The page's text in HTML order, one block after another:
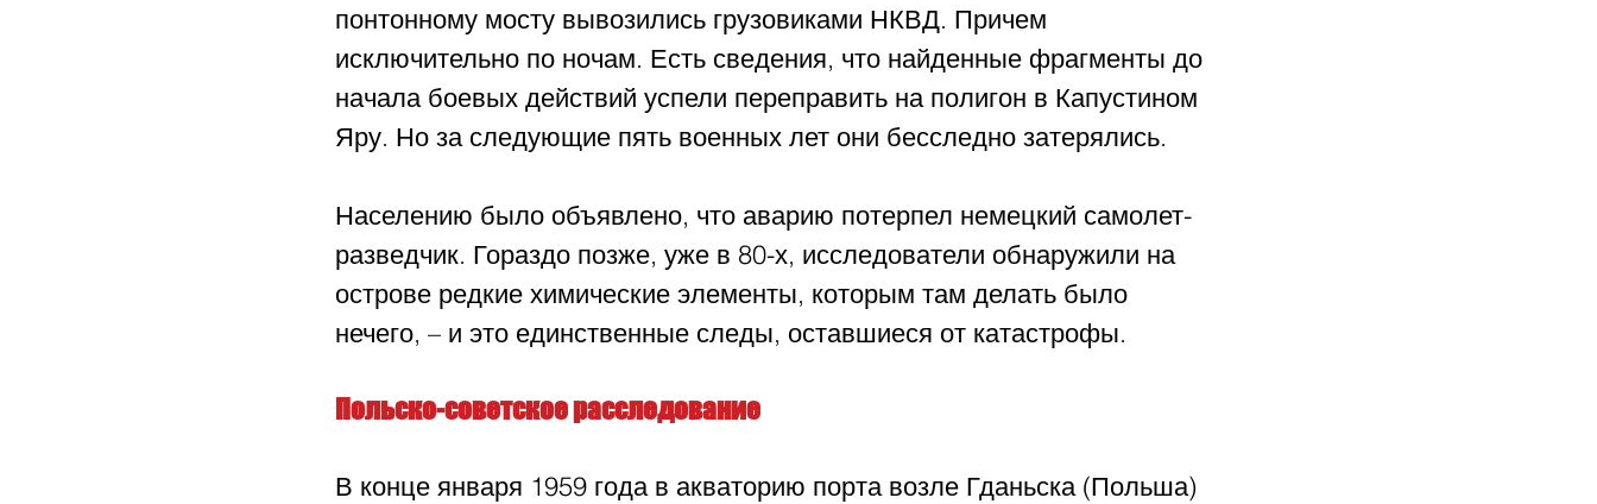
понтонному мосту вывозились грузовиками НКВД. Причем
исключительно по ночам. Есть сведения, что найденные фрагменты до
начала боевых действий успели переправить на полигон в Капустином
Яру. Но за следующие пять военных лет они бесследно затерялись.
Населению было объявлено, что аварию потерпел немецкий самолет-
разведчик. Гораздо позже, уже в 80-х, исследователи обнаружили на
острове редкие химические элементы, которым там делать было
нечего, – и это единственные следы, оставшиеся от катастрофы.
Польско-советское расследование
В конце января 1959 года в акваторию порта возле Гданьска (Польша)